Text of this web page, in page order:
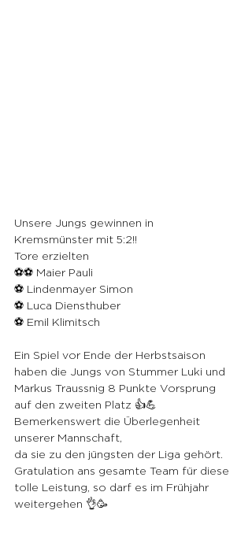
Unsere Jungs gewinnen in
Kremsmünster mit 5:2!!
Tore erzielten
⚽️⚽️ Maier Pauli
⚽️ Lindenmayer Simon
⚽️ Luca Diensthuber
⚽️ Emil Klimitsch
Ein Spiel vor Ende der Herbstsaison
haben die Jungs von Stummer Luki und
Markus Traussnig 8 Punkte Vorsprung
auf den zweiten Platz 👍💪
Bemerkenswert die Überlegenheit
unserer Mannschaft,
da sie zu den jüngsten der Liga gehört.
Gratulation ans gesamte Team für diese
tolle Leistung, so darf es im Frühjahr
weitergehen 👌🥳